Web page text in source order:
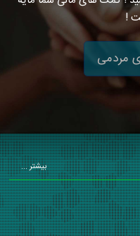
!
مردمی
بیشتر ...